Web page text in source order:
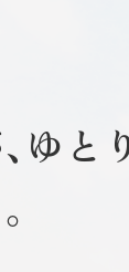
ゆと